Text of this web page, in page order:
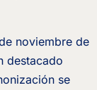
noviembre de
destacado
se